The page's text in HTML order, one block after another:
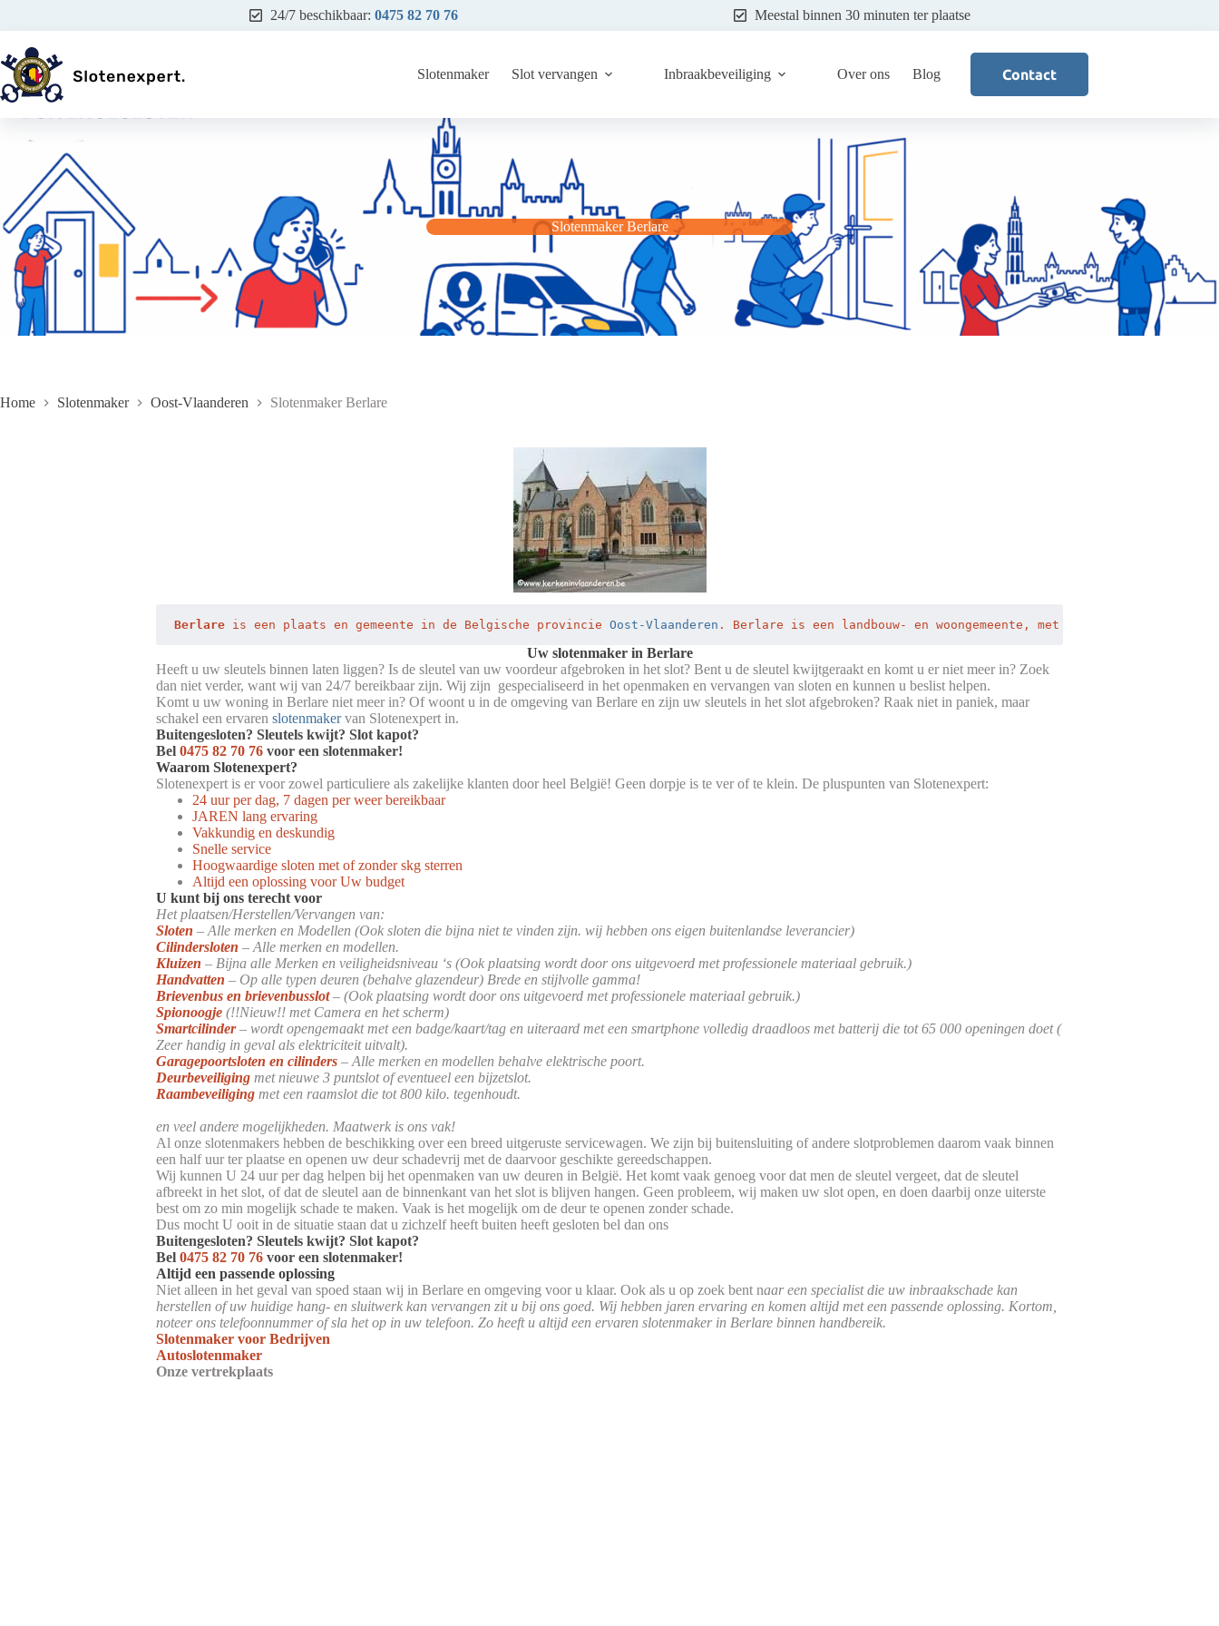
inhoud
24/7 beschikbaar: 0475 82 70 76 Meestal binnen 30 minuten ter plaatse
Slotenmaker Slot vervangen Inbraakbeveiliging Over ons Blog Contact
Slotenmaker Berlare
Home Slotenmaker Oost-Vlaanderen Slotenmaker Berlare
Berlare is een plaats en gemeente in de Belgische provincie Oost-Vlaanderen . Berlare is een landbouw- en woongemeente, met 's zomers een
Uw slotenmaker in Berlare
Heeft u uw sleutels binnen laten liggen? Is de sleutel van uw voordeur afgebroken in het slot? Bent u de sleutel kwijtgeraakt en komt u er niet meer in? Zoek
dan niet verder, want wij van 24/7 bereikbaar zijn. Wij zijn gespecialiseerd in het openmaken en vervangen van sloten en kunnen u beslist helpen.
Komt u uw woning in Berlare niet meer in? Of woont u in de omgeving van Berlare en zijn uw sleutels in het slot afgebroken? Raak niet in paniek, maar
schakel een ervaren slotenmakervan Slotenexpert in.
Buitengesloten? Sleutels kwijt? Slot kapot?
Bel 0475 82 70 76 voor een slotenmaker!
Waarom Slotenexpert?
Slotenexpert is er voor zowel particuliere als zakelijke klanten door heel België! Geen dorpje is te ver of te klein. De pluspunten van Slotenexpert:
24 uur per dag, 7 dagen per weer bereikbaar
JAREN lang ervaring
Vakkundig en deskundig
Snelle service
Hoogwaardige sloten met of zonder skg sterren
Altijd een oplossing voor Uw budget
U kunt bij ons terecht voor
Het plaatsen/Herstellen/Vervangen van:
Sloten – Alle merken en Modellen (Ook sloten die bijna niet te vinden zijn. wij hebben ons eigen buitenlandse leverancier)
Cilindersloten – Alle merken en modellen.
Kluizen – Bijna alle Merken en veiligheidsniveau ‘s (Ook plaatsing wordt door ons uitgevoerd met professionele materiaal gebruik.)
Handvatten – Op alle typen deuren (behalve glazendeur) Brede en stijlvolle gamma!
Brievenbus en brievenbusslot – (Ook plaatsing wordt door ons uitgevoerd met professionele materiaal gebruik.)
Spionoogje (!!Nieuw!! met Camera en het scherm)
Smartcilinder – wordt opengemaakt met een badge/kaart/tag en uiteraard met een smartphone volledig draadloos met batterij die tot 65 000 openingen doet (
Zeer handig in geval als elektriciteit uitvalt).
Garagepoortsloten en cilinders – Alle merken en modellen behalve elektrische poort.
Deurbeveiliging met nieuwe 3 puntslot of eventueel een bijzetslot.
Raambeveiliging met een raamslot die tot 800 kilo. tegenhoudt.
en veel andere mogelijkheden. Maatwerk is ons vak!
Al onze slotenmakers hebben de beschikking over een breed uitgeruste servicewagen. We zijn bij buitensluiting of andere slotproblemen daarom vaak binnen
een half uur ter plaatse en openen uw deur schadevrij met de daarvoor geschikte gereedschappen.
Wij kunnen U 24 uur per dag helpen bij het openmaken van uw deuren in België. Het komt vaak genoeg voor dat men de sleutel vergeet, dat de sleutel
afbreekt in het slot, of dat de sleutel aan de binnenkant van het slot is blijven hangen. Geen probleem, wij maken uw slot open, en doen daarbij onze uiterste
best om zo min mogelijk schade te maken. Vaak is het mogelijk om de deur te openen zonder schade.
Dus mocht U ooit in de situatie staan dat u zichzelf heeft buiten heeft gesloten bel dan ons
Buitengesloten? Sleutels kwijt? Slot kapot?
Bel 0475 82 70 76 voor een slotenmaker!
Altijd een passende oplossing
Niet alleen in het geval van spoed staan wij in Berlare en omgeving voor u klaar. Ook als u op zoek bent naar een specialist die uw inbraakschade kan
herstellen of uw huidige hang- en sluitwerk kan vervangen zit u bij ons goed. Wij hebben jaren ervaring en komen altijd met een passende oplossing. Kortom,
noteer ons telefoonnummer of sla het op in uw telefoon. Zo heeft u altijd een ervaren slotenmaker in Berlare binnen handbereik.
Slotenmaker voor Bedrijven
Autoslotenmaker
Onze vertrekplaats